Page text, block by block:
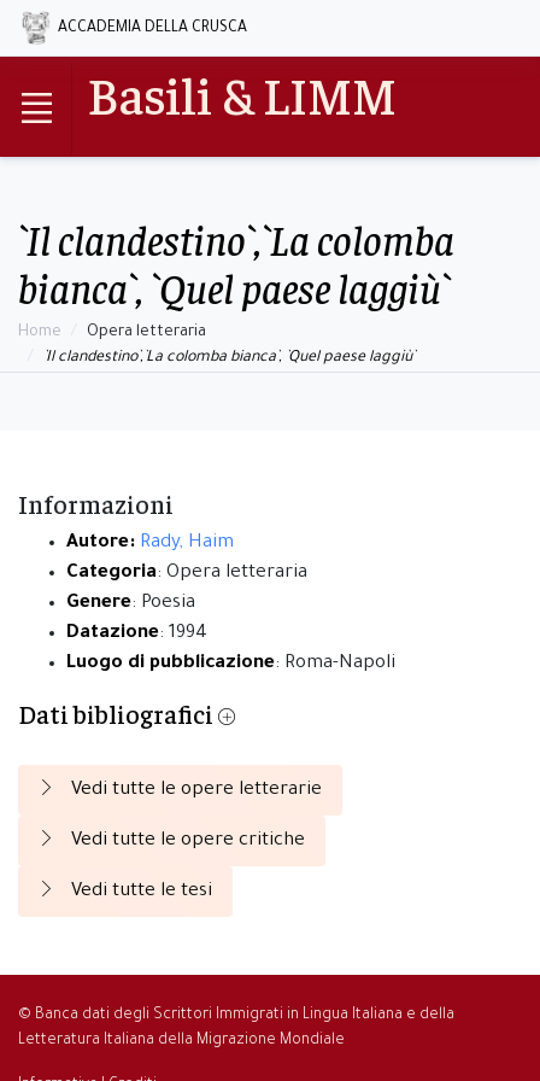
ACCADEMIA DELLA CRUSCA
Basili & LIMM
`Il clandestino`,`La colomba
bianca`, `Quel paese laggiù`
Home
Opera letteraria
`Il clandestino`,`La colomba bianca`, `Quel paese laggiù`
Informazioni
Autore: Rady, Haim
Categoria: Opera letteraria
Genere: Poesia
Datazione: 1994
Luogo di pubblicazione: Roma-Napoli
Dati bibliografici
Vedi tutte le opere letterarie
Vedi tutte le opere critiche
Vedi tutte le tesi
© Banca dati degli Scrittori Immigrati in Lingua Italiana e della
Letteratura Italiana della Migrazione Mondiale